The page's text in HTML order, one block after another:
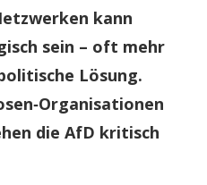
kann
sein – oft mehr
Lösung.
die AfD kritisch